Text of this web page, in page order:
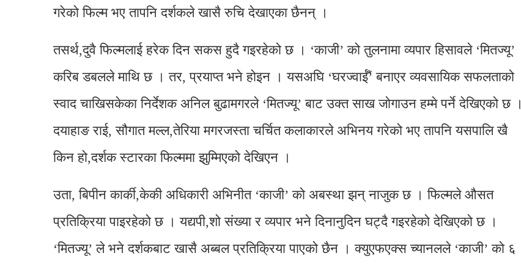
गरेको फिल्म भए तापनि दर्शकले खासै रुचि देखाएका छैनन् ।
तसर्थ,दुवै फिल्मलाई हरेक दिन सकस हुदै गइरहेको छ । ‘काजी’ को तुलनामा व्यपार हिसावले ‘मितज्यू’
करिब डबलले माथि छ । तर, प्रयाप्त भने होइन । यसअघि ‘घरज्वाईँ’ बनाएर व्यवसायिक सफलताको
स्वाद चाखिसकेका निर्देशक अनिल बुढामगरले ‘मितज्यू’ बाट उक्त साख जोगाउन हम्मे पर्ने देखिएको छ ।
दयाहाङ राई, सौगात मल्ल,तेरिया मगरजस्ता चर्चित कलाकारले अभिनय गरेको भए तापनि यसपालि खै
किन हो,दर्शक स्टारका फिल्ममा झुम्मिएको देखिएन ।
उता, बिपीन कार्की,केकी अधिकारी अभिनीत ‘काजी’ को अबस्था झन् नाजुक छ । फिल्मले औसत
प्रतिक्रिया पाइरहेको छ । यद्यपी,शो संख्या र व्यपार भने दिनानुदिन घट्दै गइरहेको देखिएको छ ।
‘मितज्यू’ ले भने दर्शकबाट खासै अब्बल प्रतिक्रिया पाएको छैन । क्युएफएक्स च्यानलले ‘काजी’ को ६